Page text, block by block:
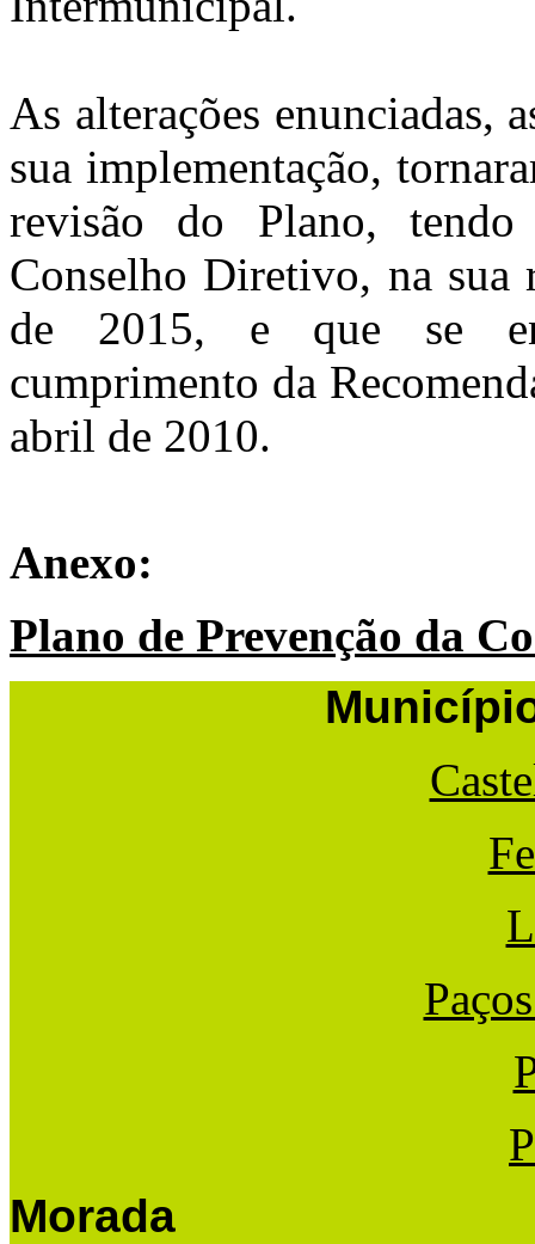
As alterações enunciadas,
sua implementação,
revisão do Plano,
Conselho Diretivo, na
de 2015, e que se
cumprimento da
abril de 2010.
Anexo:
Plano de Prevenção da
Morada